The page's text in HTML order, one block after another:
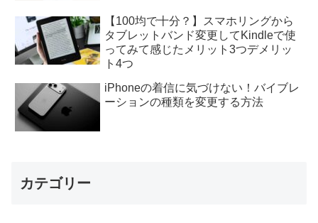
【100均で十分？】スマホリングから
タブレットバンド変更してKindleで使
ってみて感じたメリット3つデメリッ
ト4つ
iPhoneの着信に気づけない！バイブレ
ーションの種類を変更する方法
カテゴリー